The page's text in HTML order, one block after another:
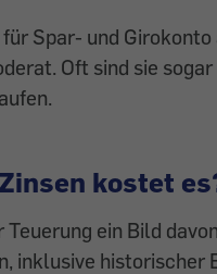
Spar- und Girokonto
Oft sind sie
kostet
ein Bild
inklusive historischer